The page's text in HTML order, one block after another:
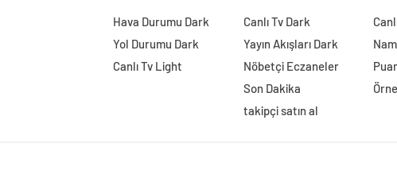
Hava Durumu Dark
Yol Durumu Dark
Canlı Tv Light
Canlı Tv Dark
Yayın Akışları Dark
Nöbetçi Eczaneler
Son Dakika
takipçi satın al